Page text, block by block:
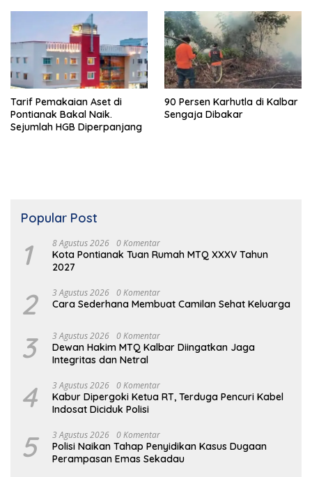
Tarif Pemakaian Aset di
Pontianak Bakal Naik.
Sejumlah HGB Diperpanjang
90 Persen Karhutla di Kalbar
Sengaja Dibakar
Popular Post
1 8 Agustus 2026 0 Komentar
Kota Pontianak Tuan Rumah MTQ XXXV Tahun
2027
2 3 Agustus 2026 0 Komentar
Cara Sederhana Membuat Camilan Sehat Keluarga
3 3 Agustus 2026 0 Komentar
Dewan Hakim MTQ Kalbar Diingatkan Jaga
Integritas dan Netral
4 3 Agustus 2026 0 Komentar
Kabur Dipergoki Ketua RT, Terduga Pencuri Kabel
Indosat Diciduk Polisi
5 3 Agustus 2026 0 Komentar
Polisi Naikan Tahap Penyidikan Kasus Dugaan
Perampasan Emas Sekadau